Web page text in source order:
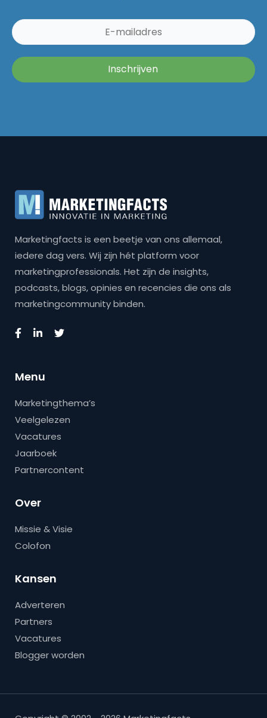
Marketingfacts is een beetje van ons allemaal,
iedere dag vers. Wij zijn hét platform voor
marketingprofessionals. Het zijn de insights,
podcasts, blogs, opinies en recencies die ons als
marketingcommunity binden.
Menu
Marketingthema’s
Veelgelezen
Vacatures
Jaarboek
Partnercontent
Over
Missie & Visie
Colofon
Kansen
Adverteren
Partners
Vacatures
Blogger worden